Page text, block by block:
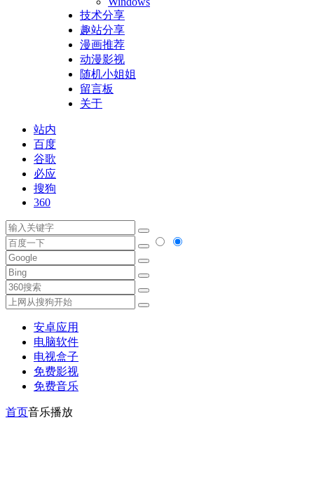
技术分享
趣站分享
漫画推荐
动漫影视
随机小姐姐
留言板
关于
站内
百度
谷歌
必应
搜狗
360
安卓应用
电脑软件
电视盒子
免费影视
免费音乐
首页音乐播放